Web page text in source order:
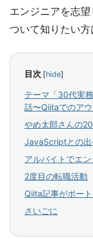
エンジニアを志
ついて知りたい方
目次 [hide]
テーマ「30代実
話〜Qiitaでのア
やめ太郎さんの
JavaScriptとの出
アルバイトでエ
2度目の転職活動
Qiita記事がポー
さいごに